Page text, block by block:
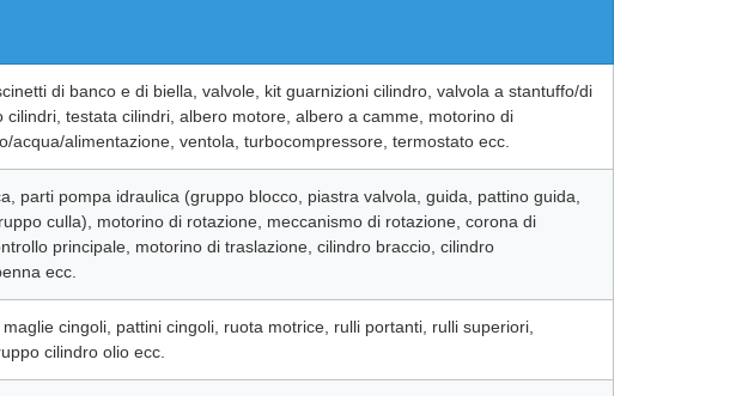
di banco e di biella, valvole, kit guarnizioni cilindro, valvola a stantuffo/di
cilindri, testata cilindri, albero motore, albero a camme, motorino di
acqua/alimentazione, ventola, turbocompressore, termostato ecc.
parti pompa idraulica (gruppo blocco, piastra valvola, guida, pattino guida,
culla), motorino di rotazione, meccanismo di rotazione, corona di
principale, motorino di traslazione, cilindro braccio, cilindro
ecc.
cingoli, pattini cingoli, ruota motrice, rulli portanti, rulli superiori,
cilindro olio ecc.